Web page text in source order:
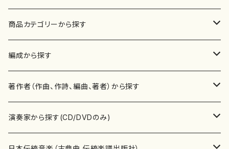
商品カテゴリーから探す
楽譜
書籍
書籍
テキストブック
CD・DVD
編成から探す
邦楽器
箏・琴（ソロ）
箏・琴（合奏）
合唱
混声合唱
著作者（作曲、作詩、編曲、著者）から探す
あ行
青木省三(アオキ ショウゾウ)
演奏家から探す(CD/DVDのみ)